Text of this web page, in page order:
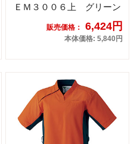
ＥＭ３００６上 グリーン
販売価格： 6,424円
本体価格: 5,840円